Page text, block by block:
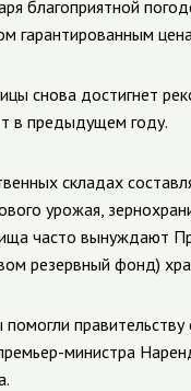
благоприятной
гарантированным
снова достигнет
в предыдущем году.
складах
урожая,
часто вынуждают
резервный фонд)
министра